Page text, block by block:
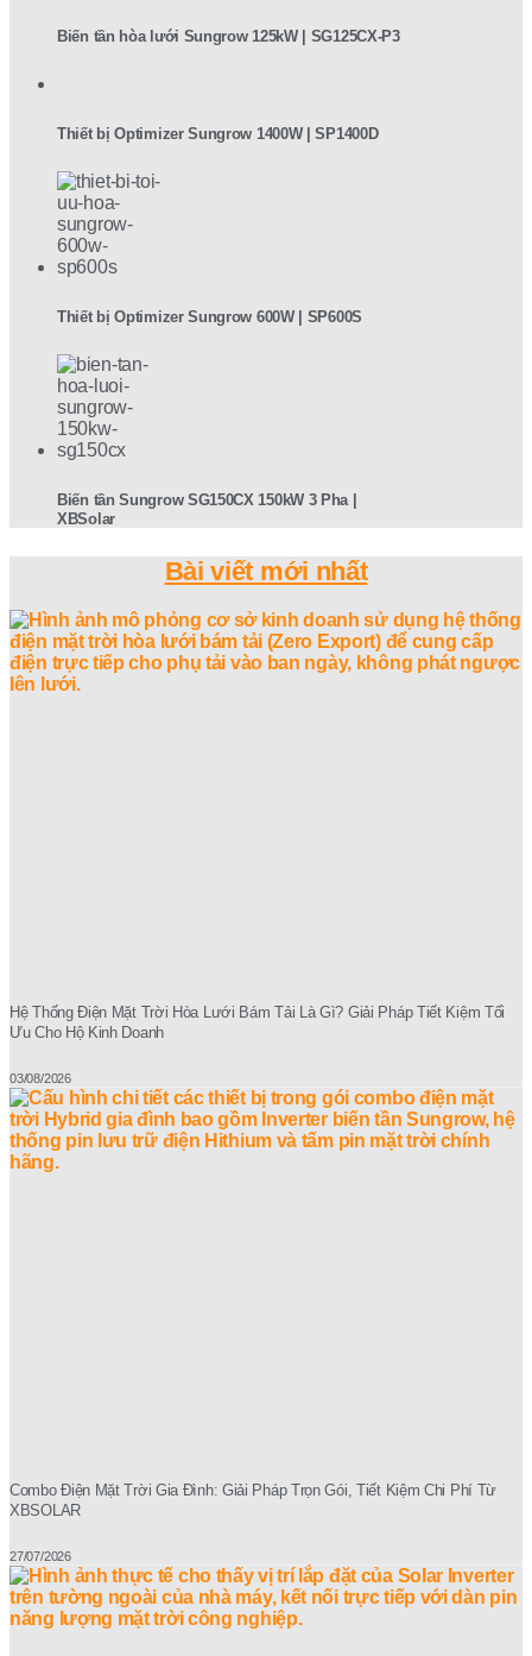
Biến tần hòa lưới Sungrow 125kW | SG125CX-P3
Thiết bị Optimizer Sungrow 1400W | SP1400D
Thiết bị Optimizer Sungrow 600W | SP600S
Biến tần Sungrow SG150CX 150kW 3 Pha |
XBSolar
Bài viết mới nhất
Hệ Thống Điện Mặt Trời Hòa Lưới Bám Tải Là Gì? Giải Pháp Tiết Kiệm Tối
Ưu Cho Hộ Kinh Doanh
03/08/2026
Combo Điện Mặt Trời Gia Đình: Giải Pháp Trọn Gói, Tiết Kiệm Chi Phí Từ
XBSOLAR
27/07/2026